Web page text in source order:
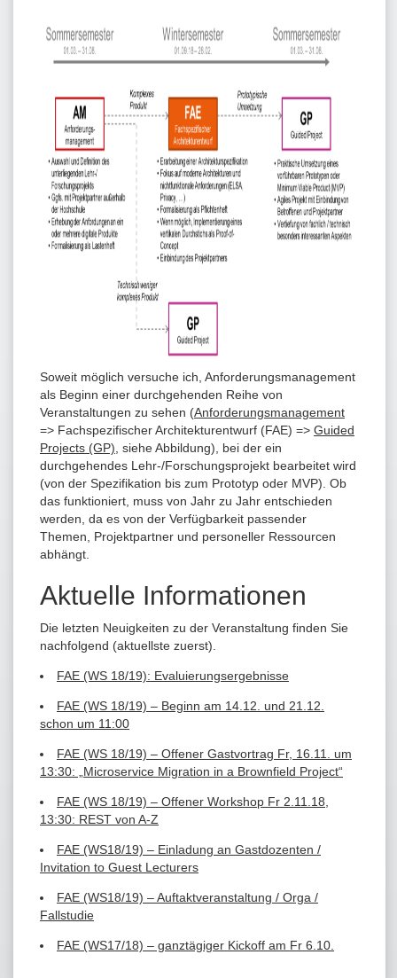
Soweit möglich versuche ich, Anforderungsmanagement
als Beginn einer durchgehenden Reihe von
Veranstaltungen zu sehen (Anforderungsmanagement
=> Fachspezifischer Architekturentwurf (FAE) => Guided
Projects (GP) , siehe Abbildung), bei der ein
durchgehendes Lehr-/Forschungsprojekt bearbeitet wird
(von der Spezifikation bis zum Prototyp oder MVP). Ob
das funktioniert, muss von Jahr zu Jahr entschieden
werden, da es von der Verfügbarkeit passender
Themen, Projektpartner und personeller Ressourcen
abhängt.
Aktuelle Informationen
Die letzten Neuigkeiten zu der Veranstaltung finden Sie
nachfolgend (aktuellste zuerst).
FAE (WS 18/19): Evaluierungsergebnisse
FAE (WS 18/19) – Beginn am 14.12. und 21.12.
schon um 11:00
FAE (WS 18/19) – Offener Gastvortrag Fr, 16.11. um
13:30: „Microservice Migration in a Brownfield Project“
FAE (WS 18/19) – Offener Workshop Fr 2.11.18,
13:30: REST von A-Z
FAE (WS18/19) – Einladung an Gastdozenten /
Invitation to Guest Lecturers
FAE (WS18/19) – Auftaktveranstaltung / Orga /
Fallstudie
FAE (WS17/18) – ganztägiger Kickoff am Fr 6.10.